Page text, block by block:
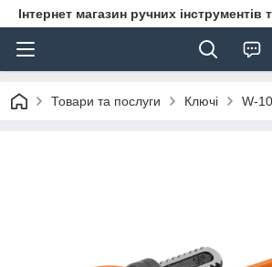
Інтернет магазин ручних
Товари та послуги Ключі W-